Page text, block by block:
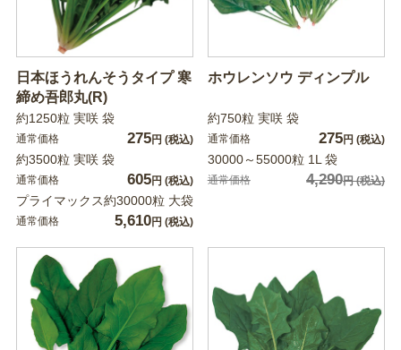
日本ほうれんそうタイプ 寒
締め吾郎丸(R)
約1250粒 実咲 袋
通常価格 275円 (税込)
約3500粒 実咲 袋
通常価格 605円 (税込)
プライマックス約30000粒 大袋
通常価格 5,610円 (税込)
ホウレンソウ ディンプル
約750粒 実咲 袋
通常価格 275円 (税込)
30000～55000粒 1L 袋
通常価格 4,290円(税込)